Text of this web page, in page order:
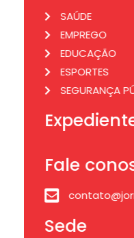
SAÚDE
EMPREGO
EDUCAÇÃO
ESPORTES
SEGURANÇA
Fale
Sede